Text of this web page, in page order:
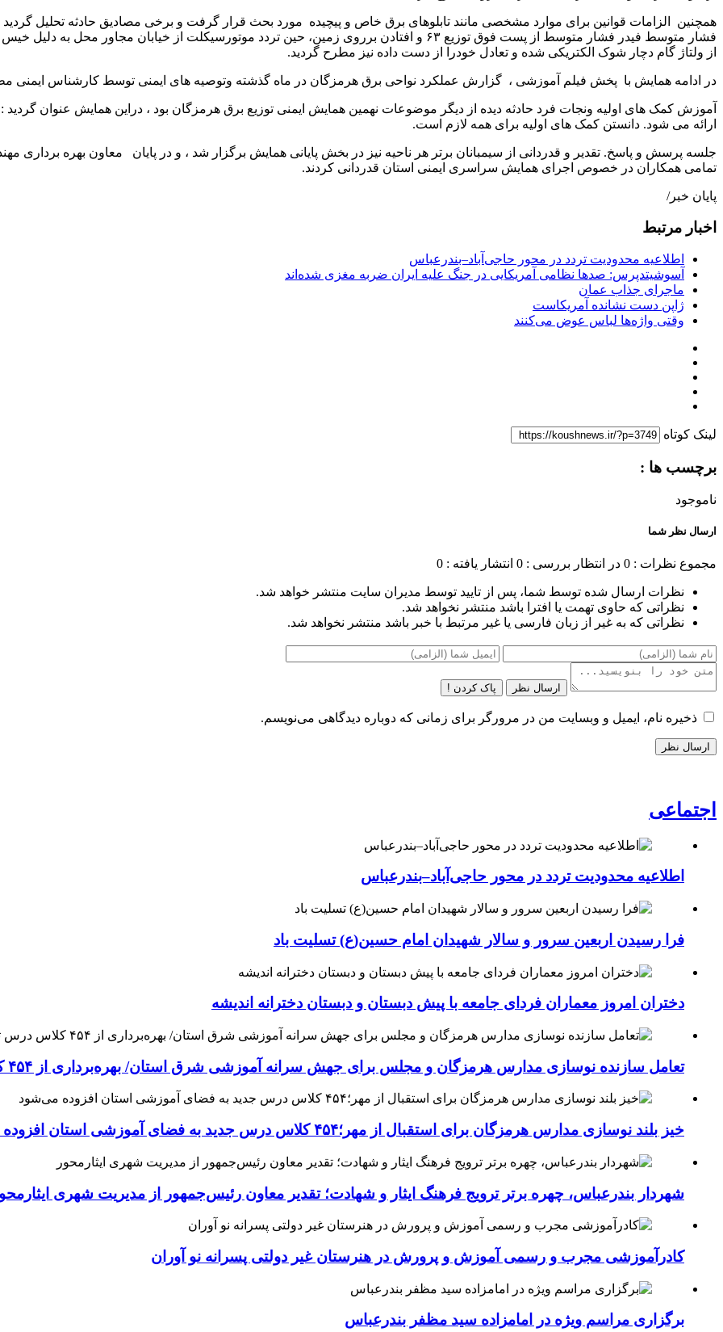
همچنین الزامات قوانین برای موارد مشخصی مانند تابلوهای برق خاص و پیچیده مورد بحث قرار گرفت و برخی مصادیق حادثه تحلیل
فشار متوسط فیدر فشار متوسط از پست فوق توزیع ۶۳ و افتادن برروی زمین، حین تردد موتورسیکلت از
از ولتاژ گام دچار شوک الکتریکی شده و تعادل خودرا از دست داده نیز مطرح گردید.
در ادامه همایش با پخش فیلم آموزشی ، گزارش عملکرد نواحی برق هرمزگان در ماه گذشته و‌توصیه های ایمنی توسط کارشناس ایمنی
آموزش کمک های اولیه و‌نجات فرد حادثه دیده از دیگر موضوعات نهمین همایش ایمنی توزیع برق هرمزگان بود ، دراین همایش عنوان
ارائه می شود. دانستن کمک های اولیه برای همه لازم است.
جلسه پرسش و پاسخ. تقدیر و قدردانی از سیمبانان برتر هر ناحیه نیز در بخش پایانی همایش برگزار شد ، و در پایان معاون بهره
تمامی همکاران در خصوص اجرای همایش سراسری ایمنی استان قدردانی کردند.
پایان خبر/
اخبار مرتبط
اطلاعیه محدودیت تردد در محور حاجی‌آباد–بندرعباس
آسوشیتدپرس: صدها نظامی آمریکایی در جنگ علیه ایران ضربه مغزی شده‌اند
ماجرای جذاب عمان
ژاپن دست نشانده آمریکاست
وقتی واژه‌ها لباس عوض می‌کنند
لینک کوتاه
برچسب ها :
ناموجود
ارسال نظر شما
مجموع نظرات : 0 در انتظار بررسی : 0 انتشار یافته : 0
نظرات ارسال شده توسط شما، پس از تایید توسط مدیران سایت منتشر خواهد شد.
نظراتی که حاوی تهمت یا افترا باشد منتشر نخواهد شد.
نظراتی که به غیر از زبان فارسی یا غیر مرتبط با خبر باشد منتشر نخواهد شد.
ارسال نظر پاک کردن !
ذخیره نام، ایمیل و وبسایت من در مرورگر برای زمانی که دوباره دیدگاهی می‌نویسم.
اجتماعی
اطلاعیه محدودیت تردد در محور حاجی‌آباد–بندرعباس
فرا رسیدن اربعین سرور و سالار شهیدان امام حسین(ع) تسلیت باد
دختران امروز معماران فردای جامعه با پیش دبستان و دبستان دخترانه اندیشه
تعامل سازنده نوسازی مدارس هرمزگان و مجلس برای جهش سرانه آموزشی شرق استان/ بهره‌برداری از ۴۵۴ کلاس درس تا مهرماه
خیز بلند نوسازی مدارس هرمزگان برای استقبال از مهر؛۴۵۴ کلاس درس جدید به فضای آموزشی استان افزوده می‌شود
شهردار بندرعباس، چهره برتر ترویج فرهنگ ایثار و شهادت؛ تقدیر معاون رئیس‌جمهور از مدیریت شهری
کادرآموزشی مجرب و رسمی آموزش و پرورش در هنرستان غیر دولتی پسرانه نو آوران
برگزاری مراسم ویژه در امامزاده سید مظفر بندرعباس